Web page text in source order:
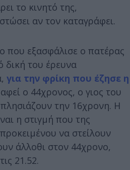
το κινητό της,
αν τον καταγράφει.
που εξασφάλισε ο πατέρας
δική του έρευνα
για την φρίκη που έζησε η
ο 44χρονος, ο γιος του
την 16χρονη. Η
η στιγμή που της
να στείλουν
άλλοθι στον 44χρονο,
21.52.